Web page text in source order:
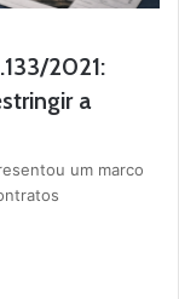
2021:
a
um marco